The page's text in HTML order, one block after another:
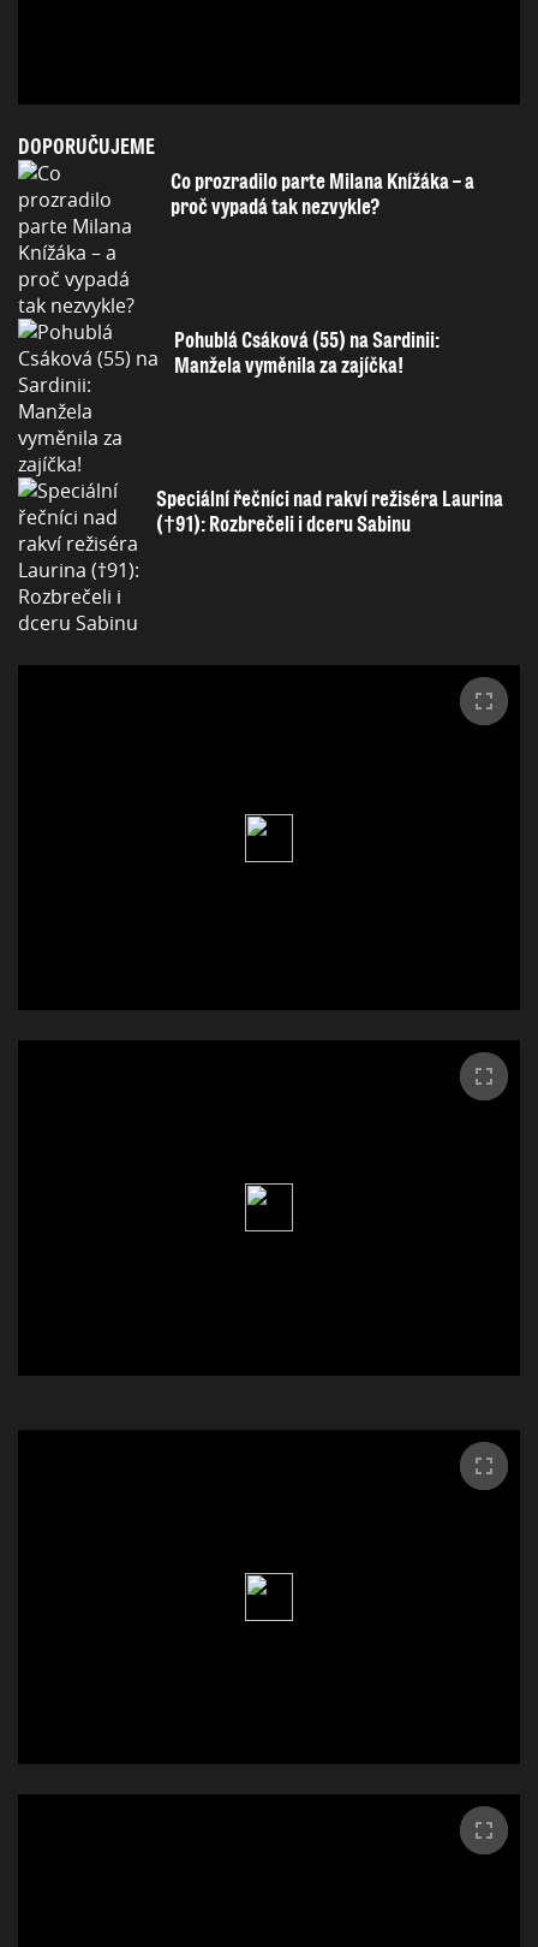
DOPORUČUJEME
Co prozradilo parte Milana Knížáka – a
proč vypadá tak nezvykle?
Pohublá Csáková (55) na Sardinii:
Manžela vyměnila za zajíčka!
Speciální řečníci nad rakví režiséra Laurina
(†91): Rozbrečeli i dceru Sabinu